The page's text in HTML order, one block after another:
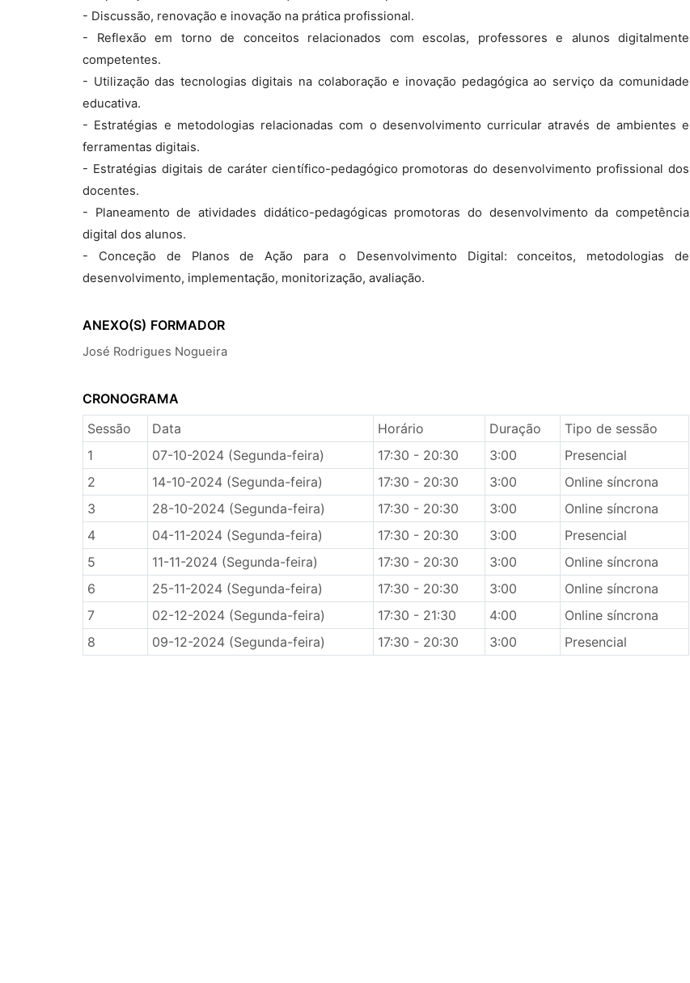
- Discussão, renovação e inovação na prática profissional.
- Reflexão em torno de conceitos relacionados com escolas, professores e alunos digitalmente
competentes.
- Utilização das tecnologias digitais na colaboração e inovação pedagógica ao serviço da comunidade
educativa.
- Estratégias e metodologias relacionadas com o desenvolvimento curricular através de ambientes e
ferramentas digitais.
- Estratégias digitais de caráter científico-pedagógico promotoras do desenvolvimento profissional dos
docentes.
- Planeamento de atividades didático-pedagógicas promotoras do desenvolvimento da competência
digital dos alunos.
- Conceção de Planos de Ação para o Desenvolvimento Digital: conceitos, metodologias de
desenvolvimento, implementação, monitorização, avaliação.
ANEXO(S) FORMADOR
José Rodrigues Nogueira
CRONOGRAMA
Sessão
Data Horário Duração
Tipo de sessão
1
07-10-2024 (Segunda-feira) 17:30 - 20:30 3:00
Presencial
2
14-10-2024 (Segunda-feira) 17:30 - 20:30 3:00
Online síncrona
3
28-10-2024 (Segunda-feira) 17:30 - 20:30 3:00
Online síncrona
4
04-11-2024 (Segunda-feira) 17:30 - 20:30 3:00
Presencial
5
11-11-2024 (Segunda-feira) 17:30 - 20:30 3:00
Online síncrona
6
25-11-2024 (Segunda-feira) 17:30 - 20:30 3:00
Online síncrona
7
02-12-2024 (Segunda-feira) 17:30 - 21:30 4:00
Online síncrona
8
09-12-2024 (Segunda-feira) 17:30 - 20:30 3:00 Presencial